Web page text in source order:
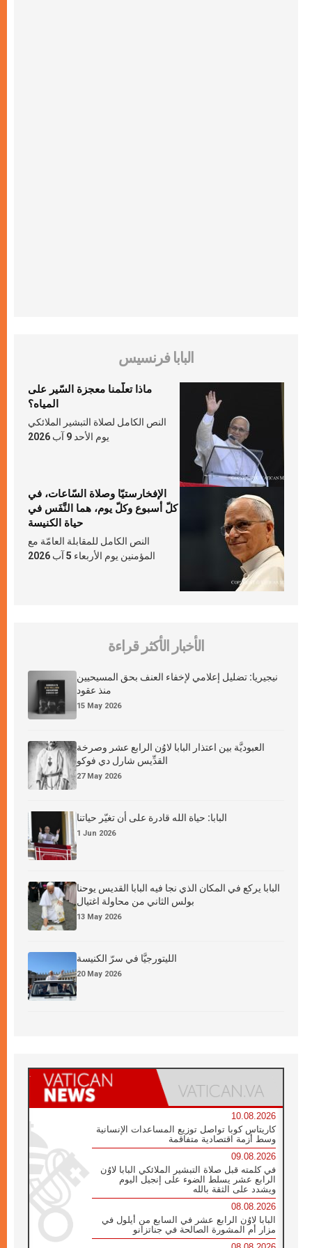
البابا فرنسيس
ماذا تعلّمنا معجزة السّير على
المياه؟
النص الكامل لصلاة التبشير الملائكي
يوم الأحد 9 آب 2026
الإفخارستيّا وصلاة السّاعات، في
كلّ أسبوع وكلّ يوم، هما النَّفَس في
حياة الكنيسة
النص الكامل للمقابلة العامّة مع
المؤمنين يوم الأربعاء 5 آب 2026
الأخبار الأكثر قراءة
نيجيريا: تضليل إعلامي لإخفاء العنف بحق المسيحيين
منذ عقود
15 May 2026
العبوديَّة بين اعتذار البابا لاوُن الرابع عشر وصرخة
القدِّيس شارل دي فوكو
27 May 2026
البابا: حياة الله قادرة على أن تغيّر حياتنا
1 Jun 2026
البابا يركع في المكان الذي نجا فيه البابا القديس يوحنا
بولس الثاني من محاولة اغتيال
13 May 2026
الليتورجيَّا في سرّ الكنيسة
20 May 2026
10.08.2026
كاريتاس كوبا تواصل توزيع المساعدات الإنسانية
وسط أزمة اقتصادية متفاقمة
09.08.2026
في كلمته قبل صلاة التبشير الملائكي البابا لاوُن
الرابع عشر يسلط الضوء على إنجيل اليوم
ويشدد على الثقة بالله
08.08.2026
البابا لاوُن الرابع عشر في السابع من أيلول في
مزار أم المشورة الصالحة في جناتزانو